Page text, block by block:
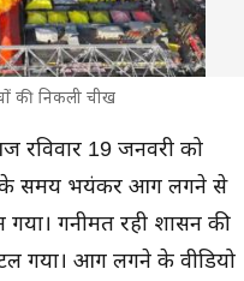
की निकली चीख
19 जनवरी को
के समय भयंकर आग लगने से
गनीमत रही प्रशासन की
टल गया। आग लगने के वीडियो